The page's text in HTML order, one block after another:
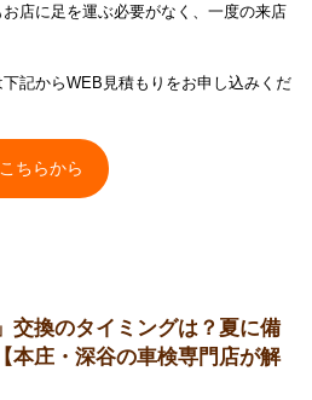
店に足を運ぶ必要がなく、一度の来店
記からWEB見積もりをお申し込みくだ
ちらから
交換のタイミングは？夏に備
本庄・深谷の車検専門店が解